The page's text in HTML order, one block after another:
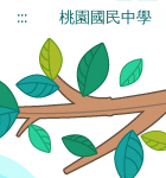
::: 桃園國民中學